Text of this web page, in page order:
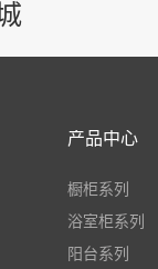
产品中心
橱柜系列
浴室柜系列
阳台系列